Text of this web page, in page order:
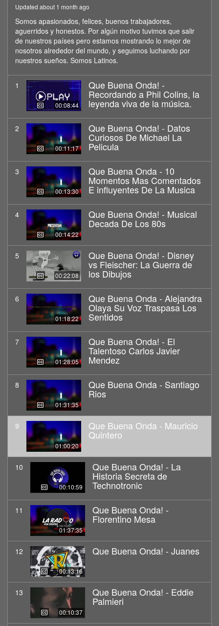
Updated about 1 month ago
Somos apasionados, felices, buenos trabajadores,
aguerridos y honestos. Por algún motivo tuvimos que salir
de nuestros países pero estamos mostrando lo mejor de
nosotros alrededor del mundo, y seguimos luchando por
nuestros sueños. Somos Latinos.
1
00:08:44
Que Buena Onda! -
Recordando a Phil Colins, la
leyenda viva de la música.
2
00:11:17
Que Buena Onda! - Datos
Curiosos De Michael La
Pelicula
3
00:13:30
Que Buena Onda - 10
Momentos Mas Comentados
E influyentes De La Musica
4
00:14:22
Que Buena Onda! - Musical
Decada De Los 80s
5
00:22:08
Que Buena Onda! - Disney
vs Fleischer: La Guerra de
los Dibujos
6
01:18:22
Que Buena Onda - Alejandra
Olaya Su Voz Traspasa Los
Sentidos
7
01:28:05
Que Buena Onda! - El
Talentoso Carlos Javier
Mendez
8
01:31:35
Que Buena Onda - Santiago
Rios
9
01:00:20
Que Buena Onda - Mauricio
Quintero
10
00:10:59
Que Buena Onda! - La
Historia Secreta de
Technotronic
11
01:37:35
Que Buena Onda! -
Florentino Mesa
12
00:13:16
Que Buena Onda! - Juanes
13
00:10:37
Que Buena Onda! - Eddie
Palmieri